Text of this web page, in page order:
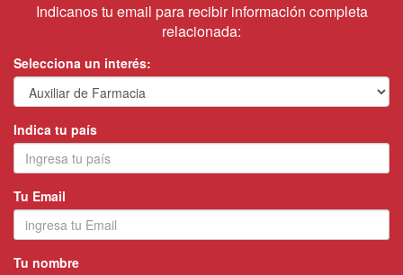
Indicanos tu email para recibir información completa
relacionada:
Selecciona un interés:
Indica tu país
Tu Email
Tu nombre